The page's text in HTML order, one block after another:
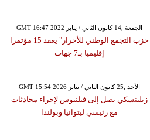
GMT 16:47 2022 الجمعة ,14 كانون الثاني / يناير
حزب التجمع الوطني للأحرار" يعقد 15 مؤتمرا
إقليميا بـ7 جهات
GMT 15:54 2026 الأحد ,25 كانون الثاني / يناير
زيلينسكي يصل إلى فيلنيوس لإجراء محادثات
مع رئيسي ليتوانيا وبولندا